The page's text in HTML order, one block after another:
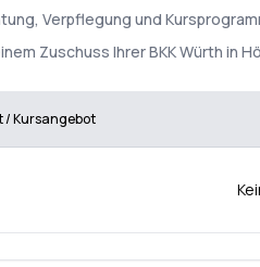
Verpflegung und
Zuschuss Ihrer BKK Würth in
/ Kursangebot